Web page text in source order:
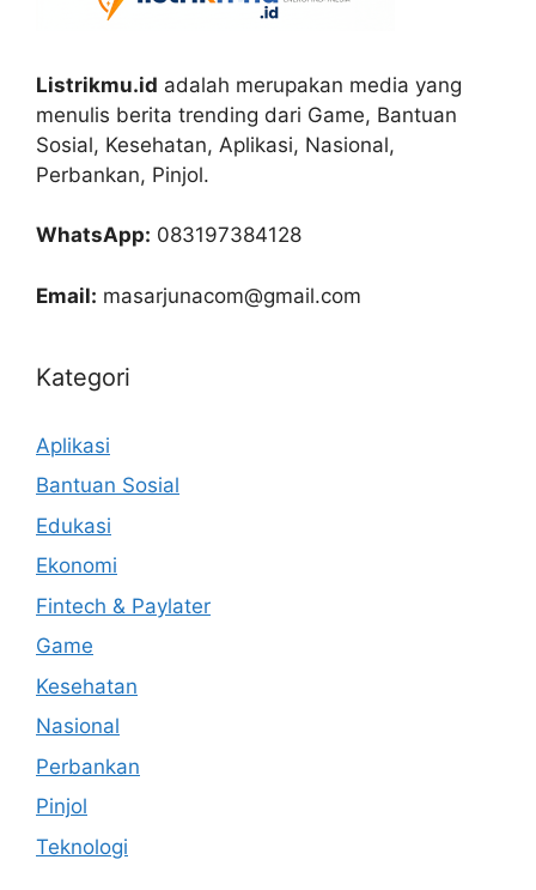
Listrikmu.id adalah merupakan media yang
menulis berita trending dari Game, Bantuan
Sosial, Kesehatan, Aplikasi, Nasional,
Perbankan, Pinjol.
WhatsApp: 083197384128
Email: masarjunacom@gmail.com
Kategori
Aplikasi
Bantuan Sosial
Edukasi
Ekonomi
Fintech & Paylater
Game
Kesehatan
Nasional
Perbankan
Pinjol
Teknologi